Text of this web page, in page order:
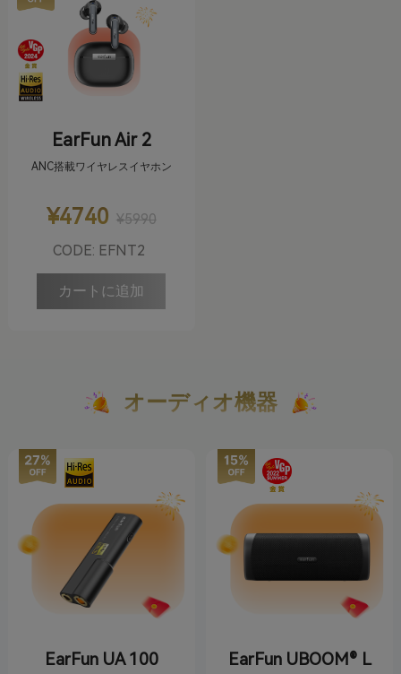
EarFun Air 2
ANC搭載ワイヤレスイヤホン
¥4740 ¥5990
CODE: EFNT2
カートに追加
オーディオ機器
EarFun UA 100 EarFun UBOOM® L